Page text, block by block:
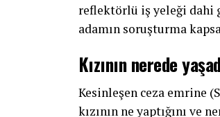
reflektörlü iş yeleği dahi
adamın soruşturma
Kızının nerede
Kesinleşen ceza emrine
kızının ne yaptığını ve